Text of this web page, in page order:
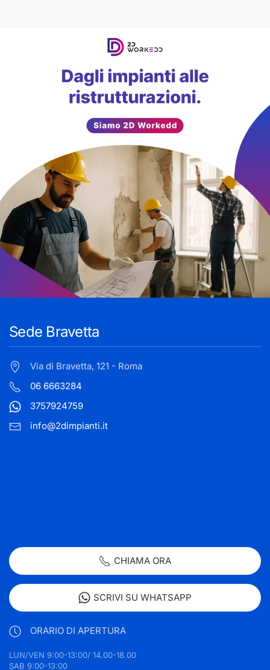
Sede Bravetta
Via di Bravetta, 121 - Roma
06 6663284
3757924759
info@2dimpianti.it
CHIAMA ORA
SCRIVI SU WHATSAPP
ORARIO DI APERTURA
LUN/VEN 9:00-13:00/ 14.00-18.00
SAB 9:00-13:00